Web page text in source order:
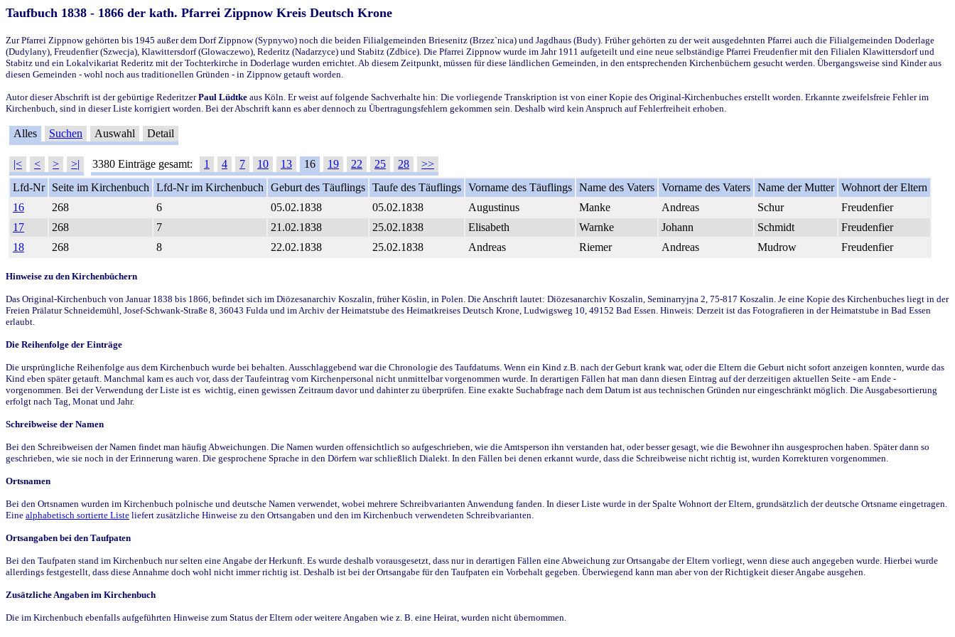
Taufbuch 1838 - 1866 der kath. Pfarrei Zippnow Kreis Deutsch Krone
Zur Pfarrei Zippnow gehörten bis 1945 außer dem Dorf Zippnow (Sypnywo) noch die beiden Filialgemeinden Briesenitz (Brzez`nica) und Jagdhaus (Budy). Früher gehörten zu der weit ausgedehnten Pfarrei auch die Filialgemeinden Doderlage
(Dudylany), Freudenfier (Szwecja), Klawittersdorf (Glowaczewo), Rederitz (Nadarzyce) und Stabitz (Zdbice). Die Pfarrei Zippnow wurde im Jahr 1911 aufgeteilt und eine neue selbständige Pfarrei Freudenfier mit den Filialen Klawittersdorf und
Stabitz und ein Lokalvikariat Rederitz mit der Tochterkirche in Doderlage wurden errichtet. Ab diesem Zeitpunkt, müssen für diese ländlichen Gemeinden, in den entsprechenden Kirchenbüchern gesucht werden. Übergangsweise sind Kinder aus
diesen Gemeinden - wohl noch aus traditionellen Gründen - in Zippnow getauft worden.
Autor dieser Abschrift ist der gebürtige RederitzerPaul Lüdtke aus Köln. Er weist auf folgende Sachverhalte hin: Die vorliegende Transkription ist von einer Kopie des Original-Kirchenbuches erstellt worden. Erkannte zweifelsfreie Fehler im
Kirchenbuch, sind in dieser Liste korrigiert worden. Bei der Abschrift kann es aber dennoch zu Übertragungsfehlern gekommen sein. Deshalb wird kein Anspruch auf Fehlerfreiheit erhoben.
Alles Suchen Auswahl Detail
|< < > >| 3380 Einträge gesamt: 1 4 7 10 13 16 19 22 25 28
>>
Lfd-Nr
Seite im Kirchenbuch Lfd-Nr im Kirchenbuch Geburt des Täuflings Taufe des Täuflings Vorname des Täuflings Name des Vaters Vorname des Vaters Name der Mutter Wohnort der Eltern
16
268 6 05.02.1838 05.02.1838 Augustinus Manke Andreas Schur
Freudenfier
17
268 7 21.02.1838 25.02.1838 Elisabeth Warnke Johann Schmidt
Freudenfier
18
268 8 22.02.1838 25.02.1838 Andreas Riemer Andreas Mudrow Freudenfier
Hinweise zu den Kirchenbüchern
Das Original-Kirchenbuch von Januar 1838 bis 1866, befindet sich im Diözesanarchiv Koszalin, früher Köslin, in Polen. Die Anschrift lautet: Diözesanarchiv Koszalin, Seminarryjna 2, 75-817 Koszalin. Je eine Kopie des Kirchenbuches liegt in der
Freien Prälatur Schneidemühl, Josef-Schwank-Straße 8, 36043 Fulda und im Archiv der Heimatstube des Heimatkreises Deutsch Krone, Ludwigsweg 10, 49152 Bad Essen. Hinweis: Derzeit ist das Fotografieren in der Heimatstube in Bad Essen
erlaubt.
Die Reihenfolge der Einträge
Die ursprüngliche Reihenfolge aus dem Kirchenbuch wurde bei behalten. Ausschlaggebend war die Chronologie des Taufdatums. Wenn ein Kind z.B. nach der Geburt krank war, oder die Eltern die Geburt nicht sofort anzeigen konnten, wurde das
Kind eben später getauft. Manchmal kam es auch vor, dass der Taufeintrag vom Kirchenpersonal nicht unmittelbar vorgenommen wurde. In derartigen Fällen hat man dann diesen Eintrag auf der derzeitigen aktuellen Seite - am Ende -
vorgenommen. Bei der Verwendung der Liste ist es wichtig, einen gewissen Zeitraum davor und dahinter zu überprüfen. Eine exakte Suchabfrage nach dem Datum ist aus technischen Gründen nur eingeschränkt möglich. Die Ausgabesortierung
erfolgt nach Tag, Monat und Jahr.
Schreibweise der Namen
Bei den Schreibweisen der Namen findet man häufig Abweichungen. Die Namen wurden offensichtlich so aufgeschrieben, wie die Amtsperson ihn verstanden hat, oder besser gesagt, wie die Bewohner ihn ausgesprochen haben. Später dann so
geschrieben, wie sie noch in der Erinnerung waren. Die gesprochene Sprache in den Dörfern war schließlich Dialekt. In den Fällen bei denen erkannt wurde, dass die Schreibweise nicht richtig ist, wurden Korrekturen vorgenommen.
Ortsnamen
Bei den Ortsnamen wurden im Kirchenbuch polnische und deutsche Namen verwendet, wobei mehrere Schreibvarianten Anwendung fanden. In dieser Liste wurde in der Spalte Wohnort der Eltern, grundsätzlich der deutsche Ortsname eingetragen.
Eine alphabetisch sortierte Liste liefert zusätzliche Hinweise zu den Ortsangaben und den im Kirchenbuch verwendeten Schreibvarianten.
Ortsangaben bei den Taufpaten
Bei den Taufpaten stand im Kirchenbuch nur selten eine Angabe der Herkunft. Es wurde deshalb vorausgesetzt, dass nur in derartigen Fällen eine Abweichung zur Ortsangabe der Eltern vorliegt, wenn diese auch angegeben wurde. Hierbei wurde
allerdings festgestellt, dass diese Annahme doch wohl nicht immer richtig ist. Deshalb ist bei der Ortsangabe für den Taufpaten ein Vorbehalt gegeben. Überwiegend kann man aber von der Richtigkeit dieser Angabe ausgehen.
Zusätzliche Angaben im Kirchenbuch
Die im Kirchenbuch ebenfalls aufgeführten Hinweise zum Status der Eltern oder weitere Angaben wie z. B. eine Heirat, wurden nicht übernommen.